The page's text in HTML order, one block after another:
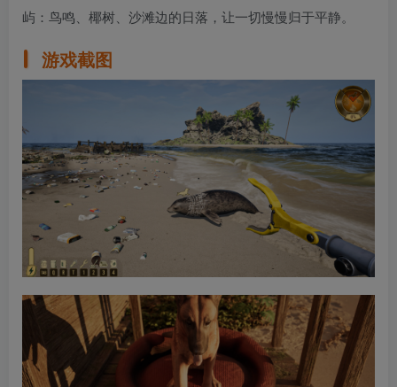
屿：鸟鸣、椰树、沙滩边的日落，让一切慢慢归于平静。
游戏截图